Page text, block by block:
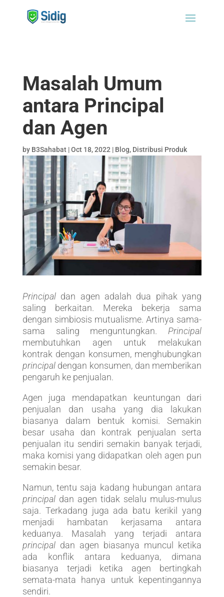
Masalah Umum
antara Principal
dan Agen
by B3Sahabat|Oct 18, 2022 | Blog, Distribusi Produk
Principaldan agen adalah dua pihak yang
saling berkaitan. Mereka bekerja sama
dengan simbiosis mutualisme. Artinya sama-
sama saling menguntungkan. Principal
membutuhkan agen untuk melakukan
kontrak dengan konsumen, menghubungkan
principaldengan konsumen, dan memberikan
pengaruh ke penjualan.
Agen juga mendapatkan keuntungan dari
penjualan dan usaha yang dia lakukan
biasanya dalam bentuk komisi. Semakin
besar usaha dan kontrak penjualan serta
penjualan itu sendiri semakin banyak terjadi,
maka komisi yang didapatkan oleh agen pun
semakin besar.
Namun, tentu saja kadang hubungan antara
principaldan agen tidak selalu mulus-mulus
saja. Terkadang juga ada batu kerikil yang
menjadi hambatan kerjasama antara
keduanya. Masalah yang terjadi antara
principaldan agen biasanya muncul ketika
ada konflik antara keduanya, dimana
biasanya terjadi ketika agen bertingkah
semata-mata hanya untuk kepentingannya
sendiri.